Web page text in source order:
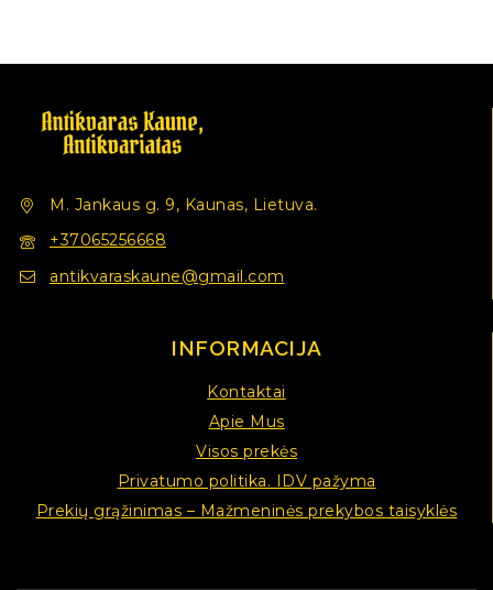
M. Jankaus g. 9, Kaunas, Lietuva.
+37065256668
antikvaraskaune@gmail.com
INFORMACIJA
Kontaktai
Apie Mus
Visos prekės
Privatumo politika. IDV pažyma
Prekių grąžinimas – Mažmeninės prekybos taisyklės